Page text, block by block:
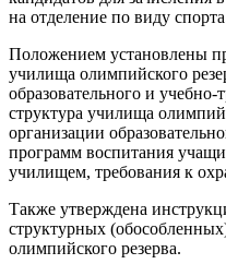
на отделение по виду
Положением установлены
училища олимпийского
образовательного и
структура училища
организации
программ воспитания
училищем, требования к
Также утверждена
структурных
олимпийского резерва.